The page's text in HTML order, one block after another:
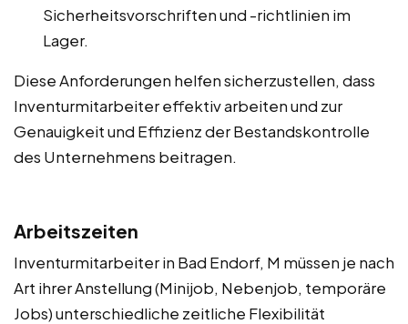
Sicherheitsvorschriften und -richtlinien im
Lager.
Diese Anforderungen helfen sicherzustellen, dass
Inventurmitarbeiter effektiv arbeiten und zur
Genauigkeit und Effizienz der Bestandskontrolle
des Unternehmens beitragen.
Arbeitszeiten
Inventurmitarbeiter in Bad Endorf, M müssen je nach
Art ihrer Anstellung (Minijob, Nebenjob, temporäre
Jobs) unterschiedliche zeitliche Flexibilität